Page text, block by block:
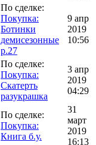
По сделке:
Покупка:
Ботинки
демисезонные
р.27
9 апр
2019
10:56
По сделке:
Покупка:
Скатерть
разукрашка
3 апр
2019
04:29
По сделке:
Покупка:
Книга б.у.
31
март
2019
16:13